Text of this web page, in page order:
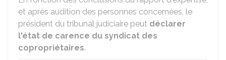
et après audition des personnes concernées, le
président du tribunal judiciaire peut déclarer
l'état de carence du syndicat des
copropriétaires.